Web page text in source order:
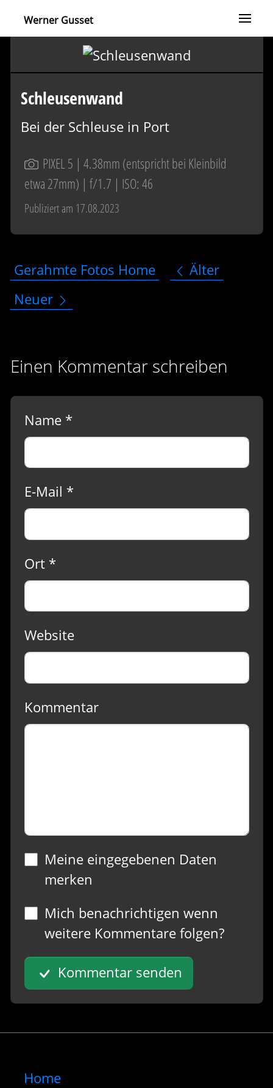
Werner Gusset
Schleusenwand
Bei der Schleuse in Port
PIXEL 5 | 4.38mm (entspricht bei Kleinbild
etwa 27mm) | f/1.7 | ISO: 46
Publiziert am 17.08.2023
Gerahmte Fotos Home
Älter
Neuer
Einen Kommentar schreiben
Name *
E-Mail *
Ort *
Website
Kommentar
Meine eingegebenen Daten
merken
Mich benachrichtigen wenn
weitere Kommentare folgen?
Kommentar senden
Home